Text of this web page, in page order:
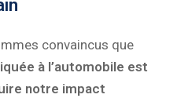
convaincus que
à l’automobile est
notre impact